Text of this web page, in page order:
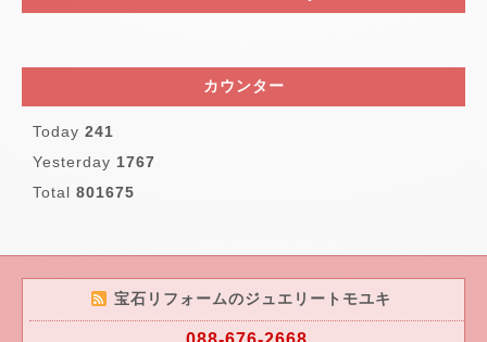
カウンター
Today 241
Yesterday 1767
Total 801675
宝石リフォームのジュエリートモユキ